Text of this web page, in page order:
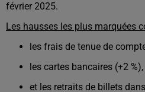
février 2025.
Les hausses les plus marquées
les frais de tenue de
les cartes bancaires (+2 %),
et les retraits de billets